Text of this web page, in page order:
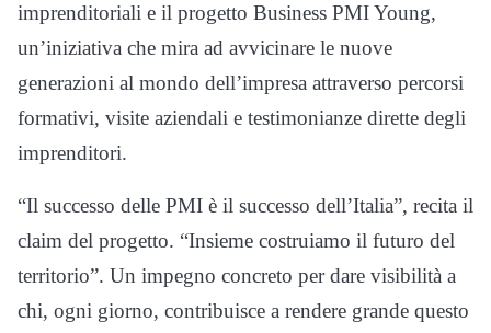
imprenditoriali e il progetto Business PMI Young,
un’iniziativa che mira ad avvicinare le nuove
generazioni al mondo dell’impresa attraverso percorsi
formativi, visite aziendali e testimonianze dirette degli
imprenditori.
“Il successo delle PMI è il successo dell’Italia”, recita il
claim del progetto. “Insieme costruiamo il futuro del
territorio”. Un impegno concreto per dare visibilità a
chi, ogni giorno, contribuisce a rendere grande questo